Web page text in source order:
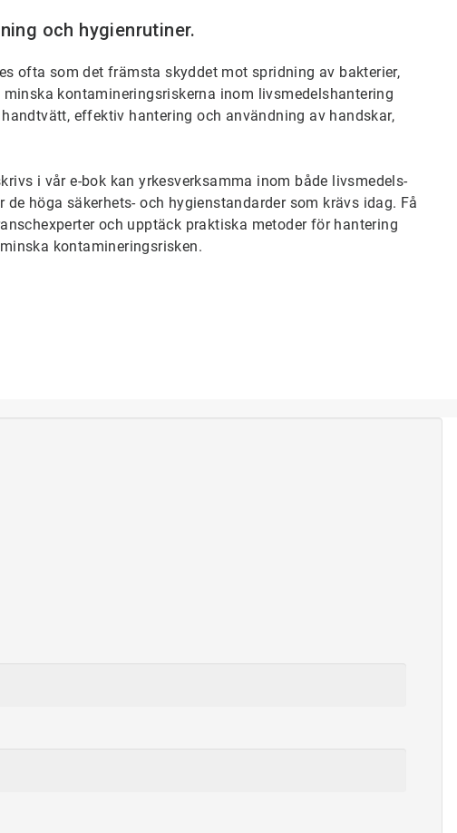
och hygienrutiner.
ofta som det främsta skyddet mot spridning av bakterier,
kontamineringsriskerna inom livsmedelshantering
effektiv hantering och användning av handskar,
i vår e-bok kan yrkesverksamma inom både livsmedels-
höga säkerhets- och hygienstandarder som krävs idag. Få
och upptäck praktiska metoder för hantering
kontamineringsrisken.